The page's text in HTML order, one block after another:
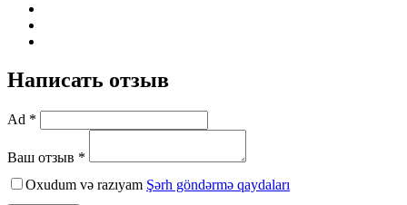
Написать отзыв
Ad *
Ваш отзыв *
Oxudum və razıyam Şərh göndərmə qaydaları